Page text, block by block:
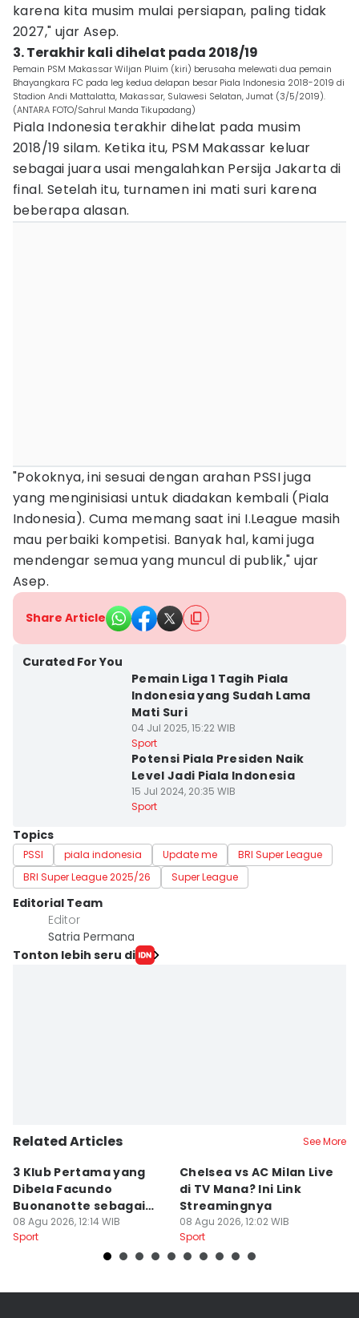
karena kita musim mulai persiapan, paling tidak
2027," ujar Asep.
3. Terakhir kali dihelat pada 2018/19
Pemain PSM Makassar Wiljan Pluim (kiri) berusaha melewati dua pemain
Bhayangkara FC pada leg kedua delapan besar Piala Indonesia 2018-2019 di
Stadion Andi Mattalatta, Makassar, Sulawesi Selatan, Jumat (3/5/2019).
(ANTARA FOTO/Sahrul Manda Tikupadang)
Piala Indonesia terakhir dihelat pada musim
2018/19 silam. Ketika itu, PSM Makassar keluar
sebagai juara usai mengalahkan Persija Jakarta di
final. Setelah itu, turnamen ini mati suri karena
beberapa alasan.
"Pokoknya, ini sesuai dengan arahan PSSI juga
yang menginisiasi untuk diadakan kembali (Piala
Indonesia). Cuma memang saat ini I.League masih
mau perbaiki kompetisi. Banyak hal, kami juga
mendengar semua yang muncul di publik," ujar
Asep.
Share Article
Curated For You
Pemain Liga 1 Tagih Piala
Indonesia yang Sudah Lama
Mati Suri
04 Jul 2025, 15:22 WIB
Sport
Potensi Piala Presiden Naik
Level Jadi Piala Indonesia
15 Jul 2024, 20:35 WIB
Sport
Topics
PSSI piala indonesia Update me
BRI Super League
BRI Super League 2025/26
Super League
Editorial Team
Editor
Satria Permana
Tonton lebih seru di
Related Articles See More
3 Klub Pertama yang
Dibela Facundo
Buonanotte sebagai
Pinjaman
08 Agu 2026, 12:14 WIB
Sport
Chelsea vs AC Milan Live
di TV Mana? Ini Link
Streamingnya
08 Agu 2026, 12:02 WIB
Sport